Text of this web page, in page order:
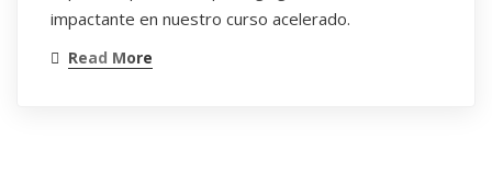
impactante en nuestro curso acelerado.
Read More